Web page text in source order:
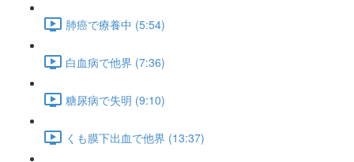
肺癌で療養中 (5:54)
白血病で他界 (7:36)
糖尿病で失明 (9:10)
くも膜下出血で他界 (13:37)